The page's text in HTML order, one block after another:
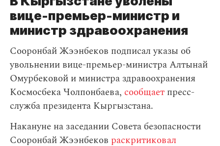
вице-премьер-министр и
министр здравоохранения
Сооронбай Жээнбеков подписал указы об
увольнении вице-премьер-министра Алтынай
Омурбековой и министра здравоохранения
Космосбека Чолпонбаева, сообщает пресс-
служба президента Кыргызстана.
Накануне на заседании Совета безопасности
Сооронбай Жээнбеков раскритиковал